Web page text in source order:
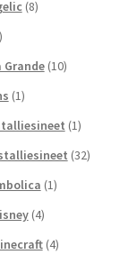
(8)
(10)
(1)
(1)
(32)
(1)
(4)
(4)